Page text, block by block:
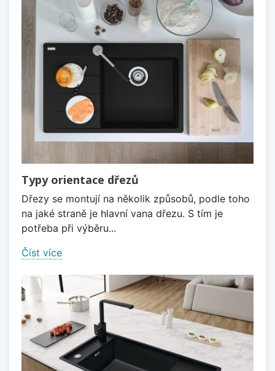
Typy orientace dřezů
Dřezy se montují na několik způsobů, podle toho
na jaké straně je hlavní vana dřezu. S tím je
potřeba při výběru...
Číst více